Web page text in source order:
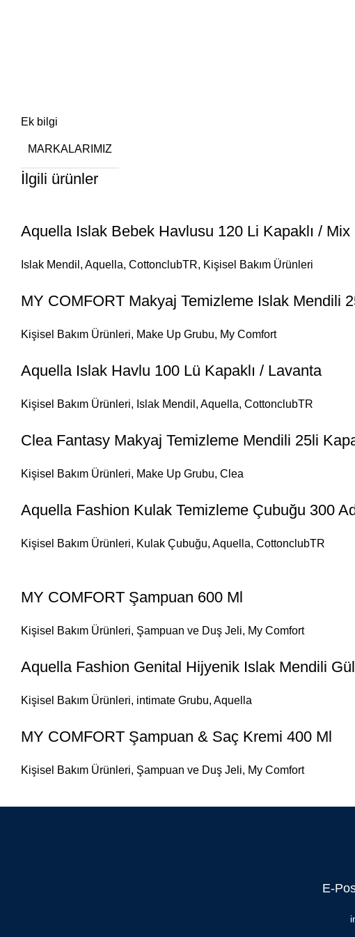
Ek bilgi
MARKALARIMIZ
İlgili ürünler
Aquella Islak Bebek Havlusu 120 Li Kapaklı / Mix
Islak Mendil , Aquella, CottonclubTR, Kişisel Bakım Ürünleri
MY COMFORT Makyaj Temizleme Islak Mendili
Kişisel Bakım Ürünleri, Make Up Grubu, My Comfort
Aquella Islak Havlu 100 Lü Kapaklı / Lavanta
Kişisel Bakım Ürünleri, Islak Mendil , Aquella, CottonclubTR
Clea Fantasy Makyaj Temizleme Mendili 25li
Kişisel Bakım Ürünleri, Make Up Grubu, Clea
Aquella Fashion Kulak Temizleme Çubuğu 300
Kişisel Bakım Ürünleri, Kulak Çubuğu, Aquella, CottonclubTR
MY COMFORT Şampuan 600 Ml
Kişisel Bakım Ürünleri, Şampuan ve Duş Jeli, My Comfort
Aquella Fashion Genital Hijyenik Islak Mendili
Kişisel Bakım Ürünleri, intimate Grubu, Aquella
MY COMFORT Şampuan & Saç Kremi 400 Ml
Kişisel Bakım Ürünleri, Şampuan ve Duş Jeli, My Comfort
E-